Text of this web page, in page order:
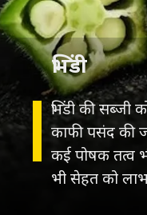
भिंडी की
काफी पसंद की
कई पोषक तत्व
भी सेहत को
भिंडी